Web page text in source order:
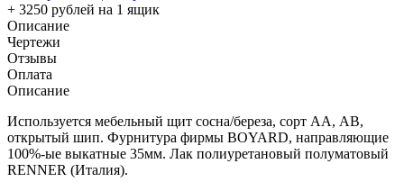
+ 3250 рублей на 1 ящик
Описание
Чертежи
Отзывы
Оплата
Описание
Используется мебельный щит сосна/береза, сорт АА, АВ,
открытый шип. Фурнитура фирмы BOYARD, направляющие
100%-ые выкатные 35мм. Лак полиуретановый полуматовый
RENNER (Италия).